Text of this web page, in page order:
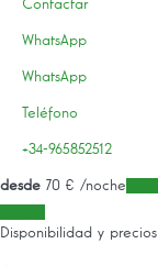
Contactar
WhatsApp
WhatsApp
Teléfono
+34-965852512
desde 70 € /noche
Disponibilidad y precios